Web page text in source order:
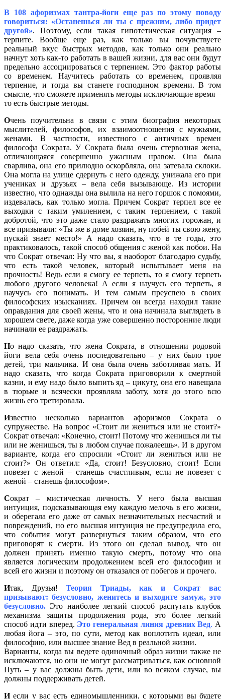
В 108 афоризмах тантра-йоги еще раз по этому поводу
говориться: «Останешься ли ты с прежним, либо придет
другой». Поэтому, если такая гипотетическая ситуация –
терпите. Вообще еще раз, как только вы почувствуете
реальный вкус быстрых методов, как только они реально
начнут хоть как-то работать в вашей жизни, для вас они будут
предельно ассоциироваться с терпением. Это фактор работы
со временем. Научитесь работать со временем, проявляя
терпение, и тогда вы станете господином времени. В том
смысле, что сможете применять методы исключающие время –
то есть быстрые методы.
Очень поучительна в связи с этим биография некоторых
мыслителей, философов, их взаимоотношения с мужьями,
женами. В частности, известного с античных времен
философа Сократа. У Сократа была очень стервозная жена,
отличающаяся совершенно ужасным нравом. Она была
сварлива, она его прилюдно оскорбляла, она затевала склоки.
Она могла на улице сдернуть с него одежду, унижала его при
учениках и друзьях – вела себя вызывающе. Из истории
известно, что однажды она вылила на него горшок с помоями,
издевалась, как только могла. Причем Сократ терпел все ее
выходки с таким умилением, с таким терпением, с такой
добротой, что это даже стало раздражать многих горожан, и
все призывали: «Ты же в доме хозяин, ну побей ты свою жену,
пускай знает место!» А надо сказать, что в те годы, это
практиковалось, такой способ общения с женой как побои. На
что Сократ отвечал: Ну что вы, я наоборот благодарю судьбу,
что есть такой человек, который испытывает меня на
прочность! Ведь если я смогу ее терпеть, то я смогу терпеть
любого другого человека! А если я научусь его терпеть, я
научусь его понимать. И тем самым преуспею в своих
философских изысканиях. Причем он всегда находил такие
оправдания для своей жены, что и она начинала выглядеть в
хорошем свете, даже когда уже совершенно посторонние люди
начинали ее раздражать.
Но надо сказать, что жена Сократа, в отношении родовой
йоги вела себя очень последовательно – у них было трое
детей, три мальчика. И она была очень заботливая мать. И
надо сказать, что когда Сократа приговорили к смертной
казни, и ему надо было выпить яд – цикуту, она его навещала
в тюрьме и всячески проявляла заботу, хотя до этого всю
жизнь его третировала.
Известно несколько вариантов афоризмов Сократа о
супружестве. На вопрос «Стоит ли жениться или не стоит?»
Сократ отвечал: «Конечно, стоит! Потому что женишься ли ты
или не женишься, ты в любом случае пожалеешь». И в другом
варианте, когда его спросили «Стоит ли жениться или не
стоит?» Он ответил: «Да, стоит! Безусловно, стоит! Если
повезет с женой – станешь счастливым, если не повезет с
женой – станешь философом».
Сократ – мистическая личность. У него была высшая
интуиция, подсказывающая ему каждую мелочь в его жизни,
и оберегала его даже от самых незначительных несчастий и
повреждений, но его высшая интуиция не предупредила его,
что события могут развернуться таким образом, что его
приговорят к смерти. Из этого он сделал вывод, что он
должен принять именно такую смерть, потому что она
является логическим продолжением всей его философии и
всей его жизни и поэтому он отказался от побегов и прочего.
Итак, Друзья!Теория Триады, как и Сократ вас
призывают: безусловно, женитесь и выходите замуж, это
безусловно. Это наиболее легкий способ распутать клубок
механизма защиты продолжения рода, это более легкий
способ идти вперед. Это генеральная линия древних Вед. А
любая йога – это, по сути, метод как воплотить идеал, или
философию, или высшее знание Вед в реальной жизни.
Варианты, когда вы ведете одиночный образ жизни также не
исключаются, но они не могут рассматриваться, как основной
Путь – у вас должны быть дети, или во всяком случае, вы
должны поддерживать детей.
Иесли у вас есть единомышленники, с которыми вы будете